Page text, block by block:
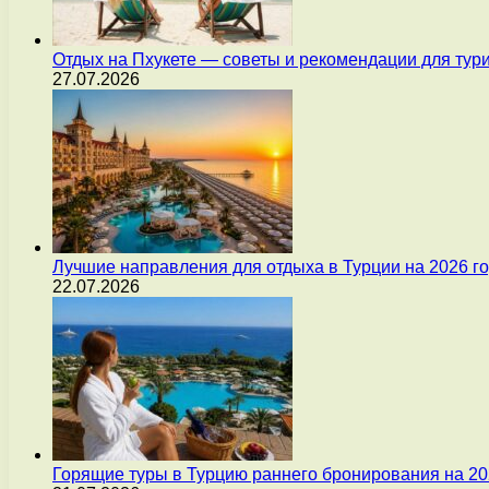
Отдых на Пхукете — советы и рекомендации для
27.07.2026
Лучшие направления для отдыха в Турции на 2026
22.07.2026
Горящие туры в Турцию раннего бронирования на